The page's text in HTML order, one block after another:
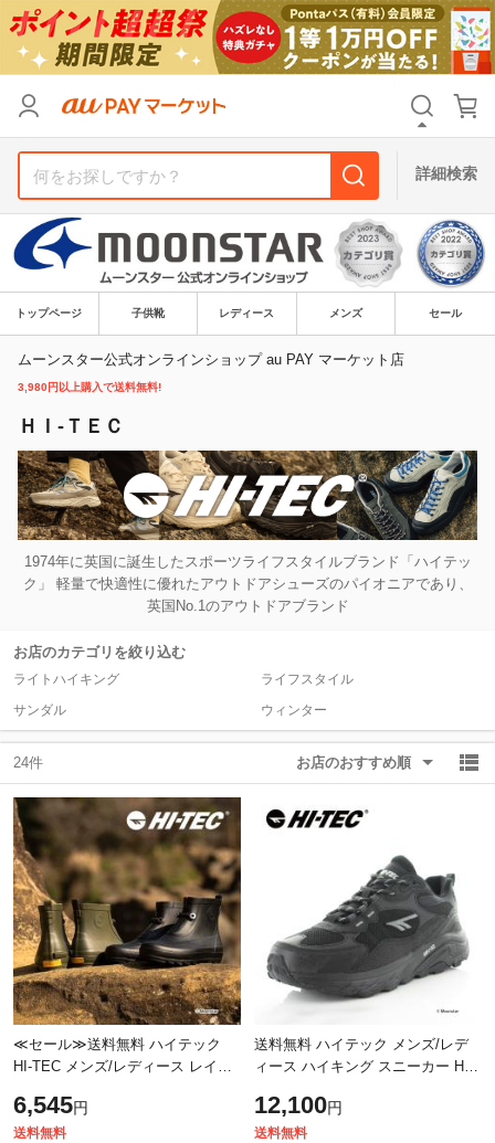
詳細検索
トップページ 子供靴 レディース メンズ セール
ムーンスター公式オンラインショップ au PAY マーケット店
3,980円以上購入で送料無料!
ＨＩ-ＴＥＣ
1974年に英国に誕生したスポーツライフスタイルブランド「ハイテッ
ク」 軽量で快適性に優れたアウトドアシューズのパイオニアであり、
英国No.1のアウトドアブランド
お店のカテゴリを絞り込む
ライトハイキング
ライフスタイル
サンダル
ウィンター
24件 お店のおすすめ順
≪セール≫送料無料 ハイテック
HI-TEC メンズ/レディース レイン
ーキ ブラック ピートランド 2E 軽
い WATER
6,545円
送料無料
送料無料 ハイテック メンズ/レデ
ィース ハイキング スニーカー HT
HI-TEC 透湿防水 抗菌防臭 軽い 衝
撃吸収
12,100円
送料無料
支払い方法
その他の条件
送料無料 タイムセール
Pontaパス特典対象すべて ポイントUPセレクトのみ
キーワード
除外ワード
リセット
支払い方法
その他の条件
送料無料 タイムセール
Pontaパス特典対象すべて ポイントUPセレクトのみ
キーワード
除外ワード